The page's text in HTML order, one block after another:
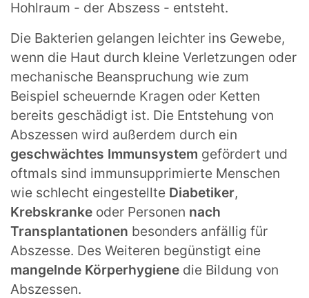
Hohlraum - der Abszess - entsteht.
Die Bakterien gelangen leichter ins Gewebe,
wenn die Haut durch kleine Verletzungen oder
mechanische Beanspruchung wie zum
Beispiel scheuernde Kragen oder Ketten
bereits geschädigt ist. Die Entstehung von
Abszessen wird außerdem durch ein
geschwächtes Immunsystem gefördert und
oftmals sind immunsupprimierte Menschen
wie schlecht eingestellte Diabetiker,
Krebskranke oder Personen nach
Transplantationen besonders anfällig für
Abszesse. Des Weiteren begünstigt eine
mangelnde Körperhygiene die Bildung von
Abszessen.